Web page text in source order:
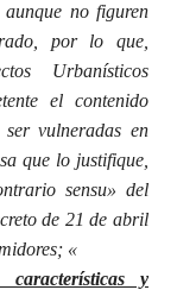
no figuren
por lo que,
Urbanísticos
el contenido
vulneradas en
que lo justifique,
sensu» del
de 21 de abril
«
características y